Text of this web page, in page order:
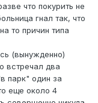
что покурить не
гнал так, что
то причин типа
(вынужденно)
встречал два
парк" один за
еще около 4